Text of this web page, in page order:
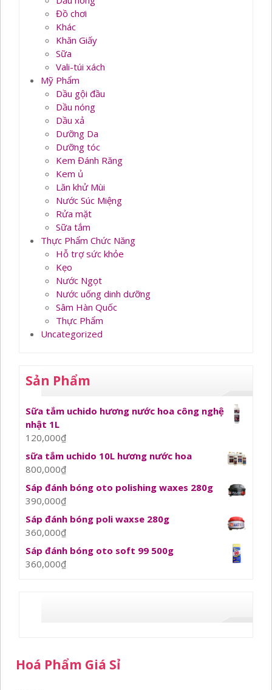
Đồ chơi
Khác
Khăn Giấy
Sữa
Vali-túi xách
Mỹ Phẩm
Dầu gội đầu
Dầu nóng
Dầu xả
Dưỡng Da
Dưỡng tóc
Kem Đánh Răng
Kem ủ
Lăn khử Mùi
Nước Súc Miệng
Rửa mặt
Sữa tắm
Thực Phẩm Chức Năng
Hỗ trợ sức khỏe
Kẹo
Nước Ngọt
Nước uống dinh dưỡng
Sâm Hàn Quốc
Thực Phẩm
Uncategorized
Sản Phẩm
Sữa tắm uchido hương nước hoa công nghệ
nhật 1L
120,000₫
sữa tắm uchido 10L hương nước hoa
800,000₫
Sáp đánh bóng oto polishing waxes 280g
390,000₫
Sáp đánh bóng poli waxse 280g
360,000₫
Sáp đánh bóng oto soft 99 500g
360,000₫
Hoá Phẩm Giá Sỉ